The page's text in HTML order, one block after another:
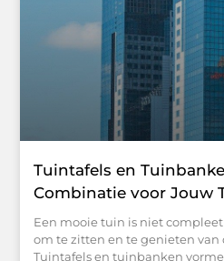
Tuintafels en
Combinatie voor Jouw
Een mooie tuin is niet
om te zitten en te genieten
Tuintafels en tuinbanken